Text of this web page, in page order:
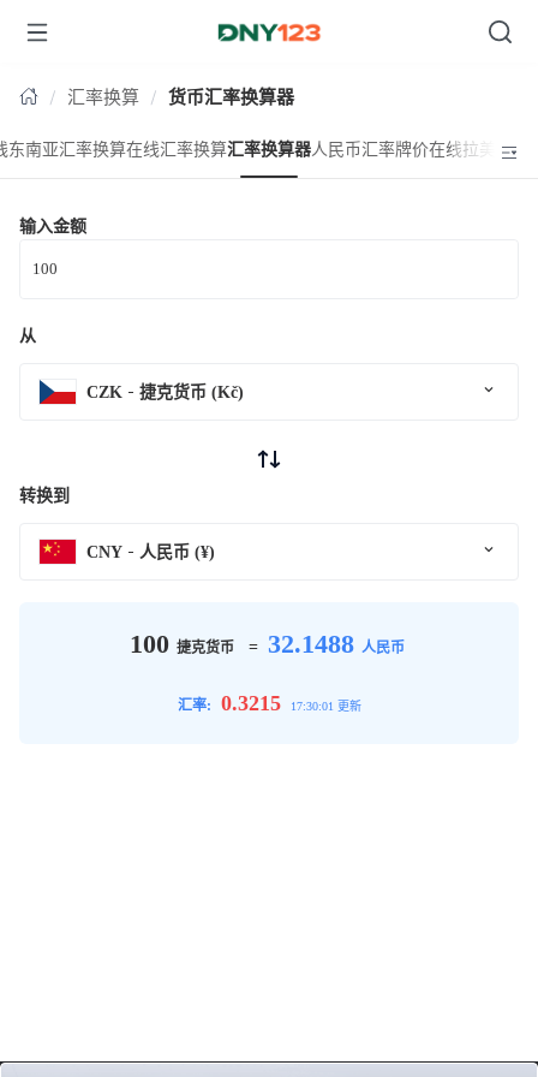
台湾
台湾
汇率换算 货币汇率换算器
东南亚汇率换算在线汇率换算汇率换算器人民币汇率牌价在线拉美汇率
输入金额
从
CZK 捷克货币 (Kč)
转换到
CNY 人民币 (¥)
100 捷克货币 = 32.1488 人民币
汇率: 0.3215 17:30:01 更新